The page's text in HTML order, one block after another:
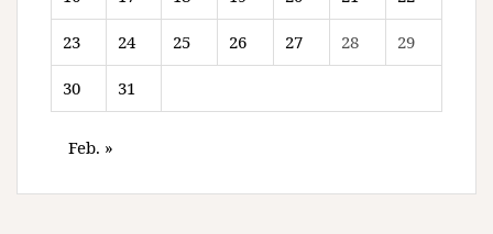
23 24 25 26 27 28 29
30 31
Feb. »